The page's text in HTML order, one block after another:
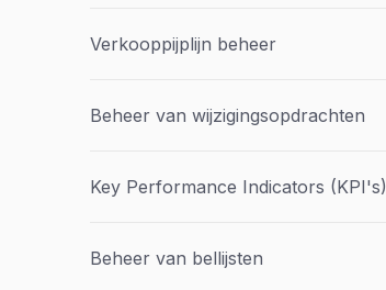
Verkooppijplijn beheer
Beheer van wijzigingsopdrachten
Key Performance Indicators (KPI's)
Beheer van bellijsten